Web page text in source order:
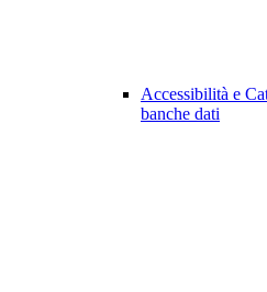
Accessibilità e
banche dati